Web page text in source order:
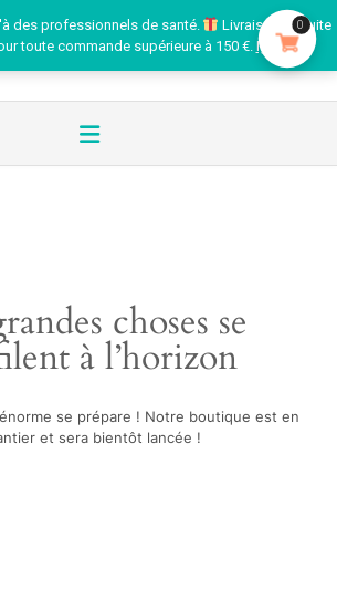
des professionnels de santé.
Livraison gratuite
toute commande supérieure à 150 €. Ignorer
choses se
à l’horizon
se prépare ! Notre boutique est en
et sera bientôt lancée !
0